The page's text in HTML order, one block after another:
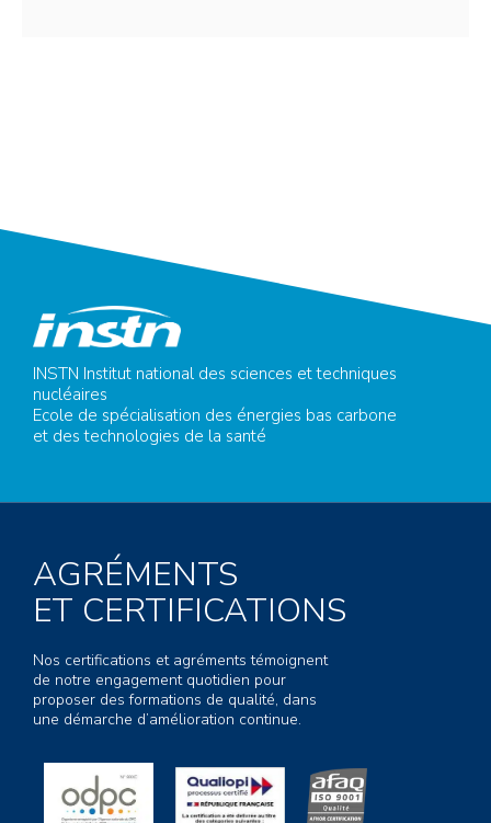
INSTN Institut national des sciences et techniques
nucléaires
Ecole de spécialisation des énergies bas carbone
et des technologies de la santé
AGRÉMENTS
ET CERTIFICATIONS
Nos certifications et agréments témoignent
de notre engagement quotidien pour
proposer des formations de qualité, dans
une démarche d’amélioration continue.